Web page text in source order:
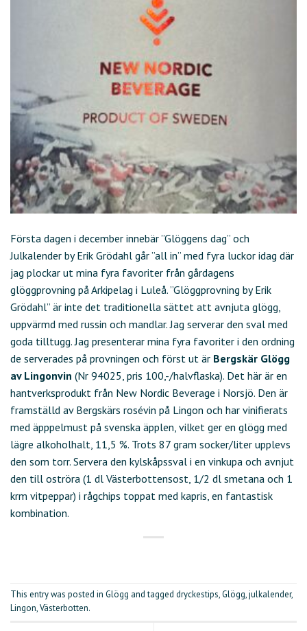
Första dagen i december innebär ”Glöggens dag” och
Julkalender by Erik Grödahl går ”all in” med fyra luckor idag där
jag plockar ut mina fyra favoriter från gårdagens
glöggprovning på Arkipelag i Luleå. ”Glöggprovning by Erik
Grödahl” är inte det traditionella sättet att avnjuta glögg,
uppvärmd med russin och mandlar. Jag serverar den sval med
goda tilltugg. Jag presenterar mina fyra favoriter i den ordning
de serverades på provningen och först ut är Bergskär Glögg
av Lingonvin (Nr 94025, pris 100,-/halvflaska). Det här är en
hantverksprodukt från New Nordic Beverage i Norsjö. Den är
framställd av Bergskärs rosévin på Lingon och har vinifierats
med äpppelmust på svenska äpplen, vilket ger en glögg med
lägre alkoholhalt, 11,5 %. Trots 87 gram socker/liter upplevs
den som torr. Servera den kylskåpssval i en vinkupa och avnjut
den till oströra (1 dl Västerbottensost, 1/2 dl smetana och 1
krm vitpeppar) i rågchips toppat med kapris, en fantastisk
kombination.
This entry was posted in Glögg and tagged dryckestips,Glögg,julkalender,
Lingon,Västerbotten.